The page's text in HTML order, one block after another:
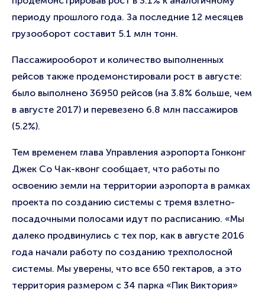
периоду прошлого года. За последние 12 месяцев
грузооборот составит 5.1 млн тонн.
Пассажирооборот и количество выполненных
рейсов также продемонстировали рост в августе:
было выполнено 36950 рейсов (на 3.8% больше, чем
в августе 2017) и перевезено 6.8 млн пассажиров
(5.2%).
Тем временем глава Управления аэропорта Гонконг
Джек Со Чак-квонг сообщает, что работы по
освоению земли на территории аэропорта в рамках
проекта по созданию системы с тремя взлетно-
посадочными полосами идут по расписанию. «Мы
далеко продвинулись с тех пор, как в августе 2016
года начали работу по созданию трехполосной
системы. Мы уверены, что все 650 гектаров, а это
территория размером с 34 парка «Пик Виктория»